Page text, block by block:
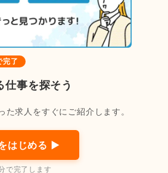
完了
仕事を探そう
求人をすぐにご紹介します。
はじめる ▶
で完了します